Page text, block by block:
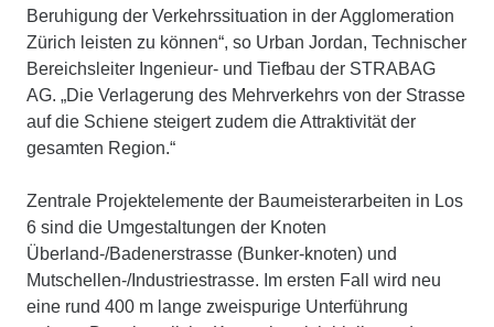
Beruhigung der Verkehrssituation in der Agglomeration
Zürich leisten zu können“, so Urban Jordan, Technischer
Bereichsleiter Ingenieur- und Tiefbau der STRABAG
AG. „Die Verlagerung des Mehrverkehrs von der Strasse
auf die Schiene steigert zudem die Attraktivität der
gesamten Region.“
Zentrale Projektelemente der Baumeisterarbeiten in Los
6 sind die Umgestaltungen der Knoten
Überland-/Badenerstrasse (Bunker-knoten) und
Mutschellen-/Industriestrasse. Im ersten Fall wird neu
eine rund 400 m lange zweispurige Unterführung